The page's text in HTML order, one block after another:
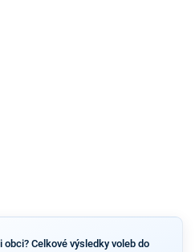
Celkové výsledky voleb do